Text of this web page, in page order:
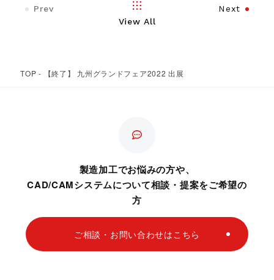
Prev
View All
Next
TOP - 【終了】 九州グランドフェア2022 出展
製造加工でお悩みの方や、
CAD/CAMシステムについて相談・提案をご希望の
方
ご相談・お問い合わせはこちら